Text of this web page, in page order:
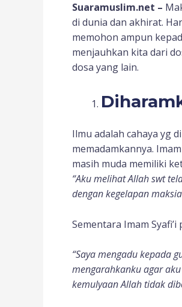
Suaramuslim.net –
di dunia dan akhirat.
memohon ampun
menjauhkan kita dari
dosa yang lain.
Ilmu adalah cahaya yg
memadamkannya.
masih muda memiliki
“Aku melihat Allah swt
dengan kegelapan
Sementara Imam
“Saya mengadu kepada
mengarahkanku agar
kemulyaan Allah tidak